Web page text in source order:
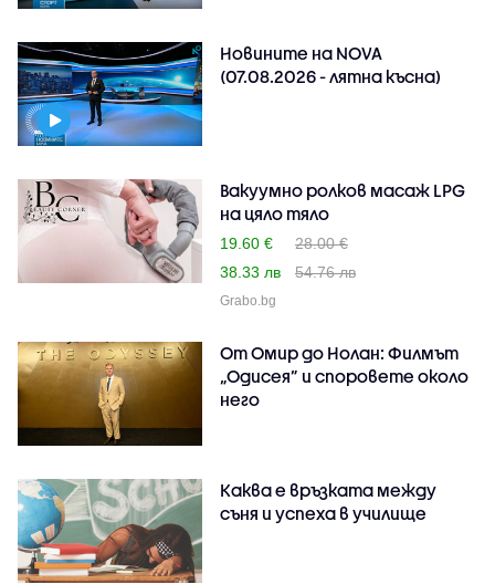
Новините на NOVA
(07.08.2026 - лятна късна)
Вакуумно ролков масаж LPG
на цяло тяло
19.60 €
28.00 €
38.33 лв
54.76 лв
Grabo.bg
От Омир до Нолан: Филмът
„Одисея” и споровете около
него
Каква е връзката между
съня и успеха в училище